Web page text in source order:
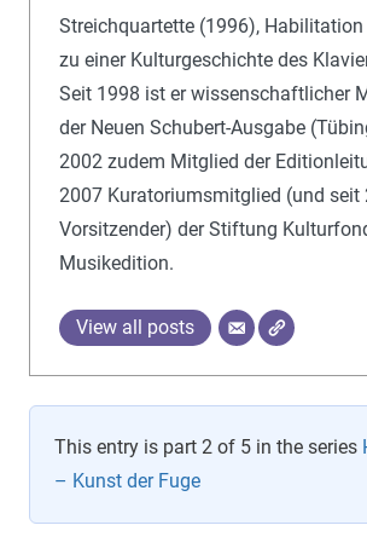
Streichquartette (1996),
zu einer Kulturgeschichte des
Seit 1998 ist er wissenschaftlicher
der Neuen Schubert-Ausgabe
2002 zudem Mitglied der
2007 Kuratoriumsmitglied (und seit
Vorsitzender) der Stiftung
Musikedition.
View all posts
This entry is part 2 of 5 in the series
– Kunst der Fuge